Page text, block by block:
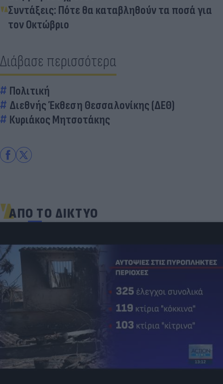
Συντάξεις: Πότε θα καταβληθούν τα ποσά για
τον Οκτώβριο
Διάβασε περισσότερα
Πολιτική
Διεθνής Έκθεση Θεσσαλονίκης (ΔΕΘ)
Κυριάκος Μητσοτάκης
ΑΠΟ ΤΟ ΔΙΚΤΥΟ